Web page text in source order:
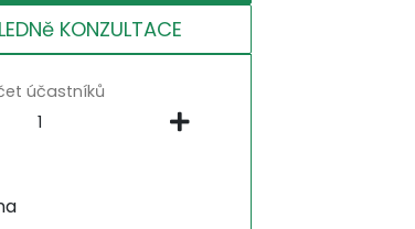
KONZULTACE
účastníků